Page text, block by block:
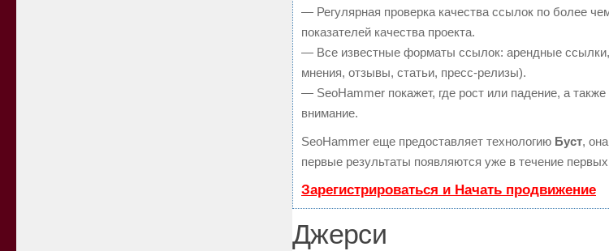
— Регулярная проверка качества ссылок по более
показателей качества проекта.
— Все известные форматы ссылок: арендные
мнения, отзывы, статьи, пресс-релизы).
— SeoHammer покажет, где рост или падение, а
внимание.
SeoHammer еще предоставляет технологию Буст,
первые результаты появляются уже в течение
Зарегистрироваться и Начать продвижение
Джерси